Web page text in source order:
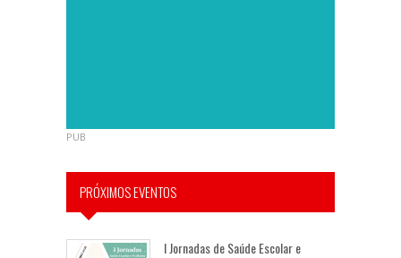
PUB
PRÓXIMOS EVENTOS
I Jornadas de Saúde Escolar e